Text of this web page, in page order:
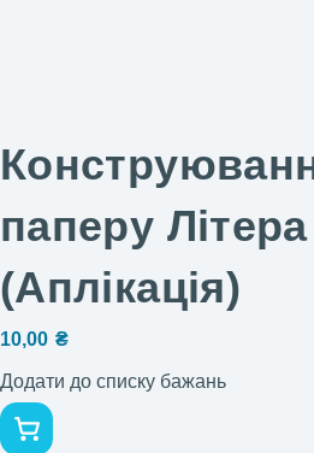
паперу
(Аплікація)
10,00 ₴
Додати до списку бажань